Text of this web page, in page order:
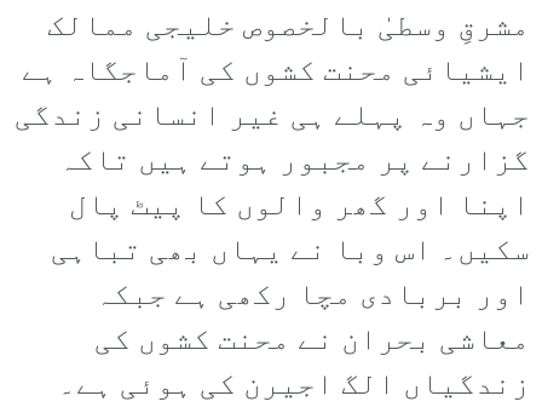
مشرقِ وسطیٰ بالخصوص خلیجی ممالک
ایشیائی محنت کشوں کی آماجگاہ ہے
جہاں وہ پہلے ہی غیر انسانی زندگی
گزارنے پر مجبور ہوتے ہیں تاکہ
اپنا اور گھر والوں کا پیٹ پال
سکیں۔ اس وبا نے یہاں بھی تباہی
اور بربادی مچا رکھی ہے جبکہ
معاشی بحران نے محنت کشوں کی
زندگیاں الگ اجیرن کی ہوئی ہے۔